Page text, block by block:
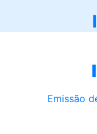
Emissão